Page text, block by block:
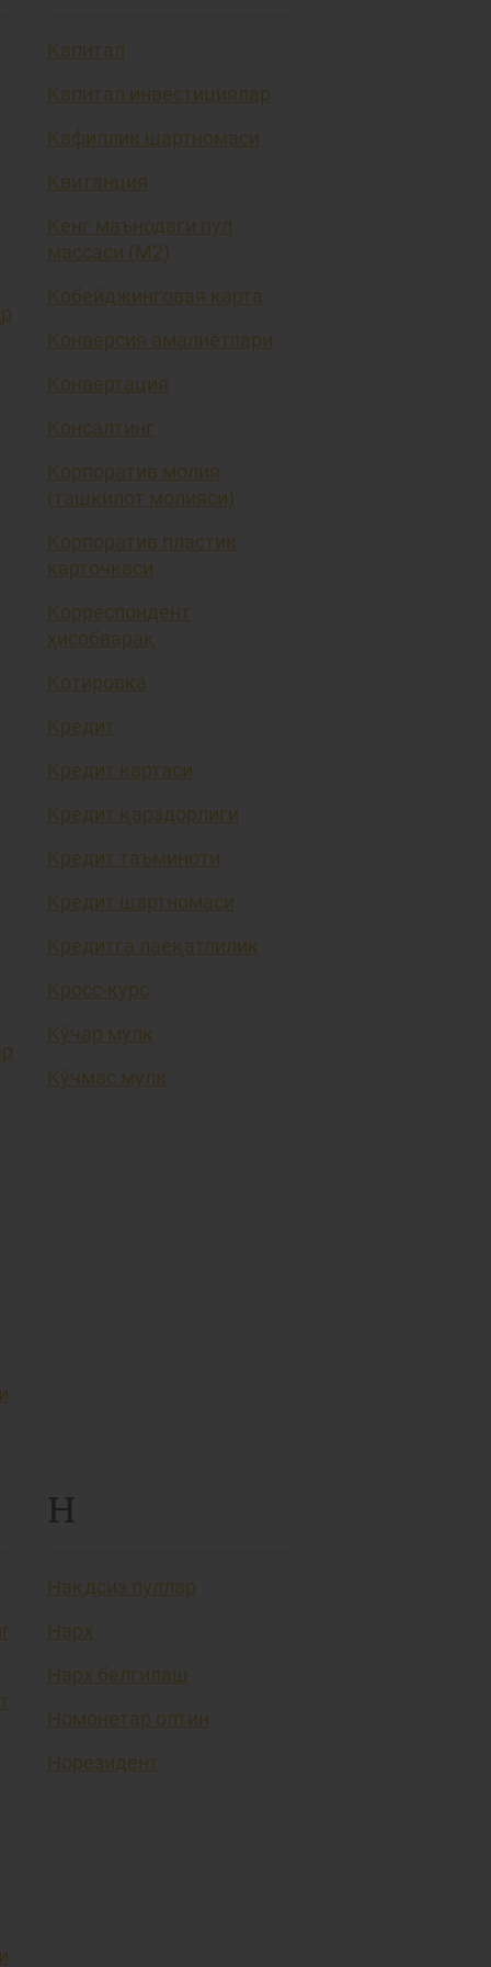
Капитал
Капитал инвестициялар
Кафиллик шартномаси
Квитанция
Кенг маънодаги пул
массаси (М2)
Кобейджинговая карта
Конверсия амалиётлари
Конвертация
Консалтинг
Корпоратив молия
(ташкилот молияси)
Корпоратив пластик
карточкаси
Корреспондент
ҳисобварақ
Котировка
Кредит
Кредит картаси
Кредит қарздорлиги
Кредит таъминоти
Кредит шартномаси
Кредитга лаёқатлилик
Кросс-курс
Кўчар мулк
Кўчмас мулк
Н
Нақдсиз пуллар
Нарх
Нарх белгилаш
Номонетар олтин
Норезидент